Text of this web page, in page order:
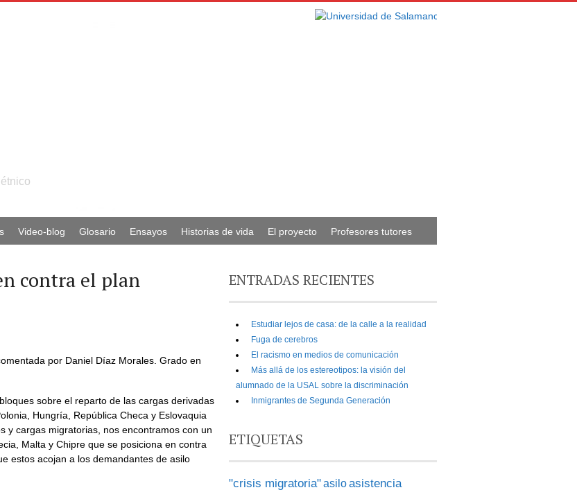
Video-blog Glosario Ensayos Historias de vida El proyecto Profesores tutores
contra el plan
por Daniel Díaz Morales. Grado en
sobre el reparto de las cargas derivadas
Hungría, República Checa y Eslovaquia
y cargas migratorias, nos encontramos con un
Malta y Chipre que se posiciona en contra
estos acojan a los demandantes de asilo
ENTRADAS RECIENTES
Estudiar lejos de casa: de la calle a la realidad
Fuga de cerebros
El racismo en medios de comunicación
Más allá de los estereotipos: la visión del
alumnado de la USAL sobre la discriminación
Inmigrantes de Segunda Generación
ETIQUETAS
"crisis migratoria"asiloasistencia